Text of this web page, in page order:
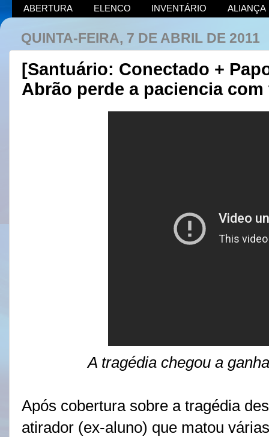
ABERTURA ELENCO INVENTÁRIO ALIANÇA
QUINTA-FEIRA, 7 DE ABRIL DE 2011
[Santuário: Conectado +
Abrão perde a paciencia
A tragédia chegou a
Após cobertura sobre a tragédia
atirador (ex-aluno) que matou